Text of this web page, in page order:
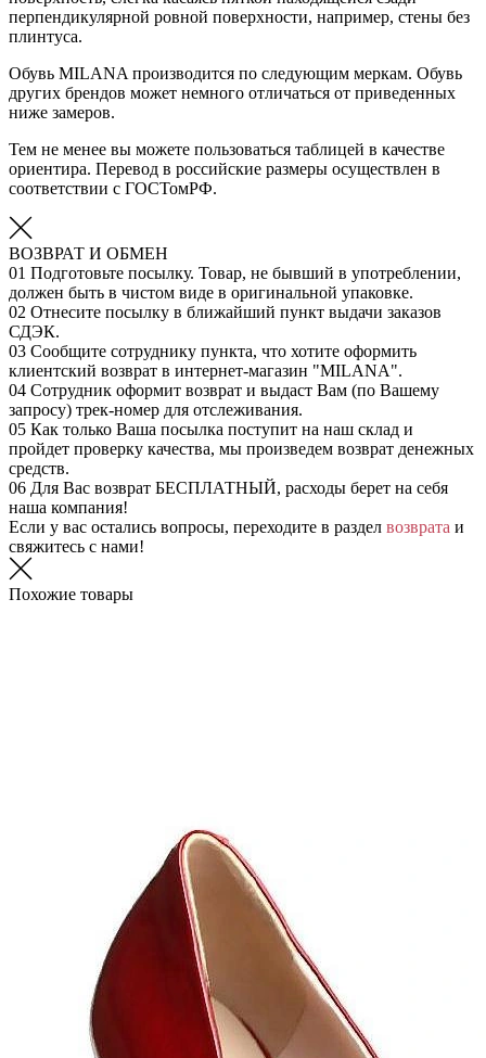
перпендикулярной ровной поверхности, например, стены без
плинтуса.
Обувь MILANA производится по следующим меркам. Обувь
других брендов может немного отличаться от приведенных
ниже замеров.
Тем не менее вы можете пользоваться таблицей в качестве
ориентира. Перевод в российские размеры осуществлен в
соответствии с ГОСТомРФ.
ВОЗВРАТ И ОБМЕН
01 Подготовьте посылку. Товар, не бывший в употреблении,
должен быть в чистом виде в оригинальной упаковке.
02 Отнесите посылку в ближайший пункт выдачи заказов
СДЭК.
03 Сообщите сотруднику пункта, что хотите оформить
клиентский возврат в интернет-магазин "MILANA".
04 Сотрудник оформит возврат и выдаст Вам (по Вашему
запросу) трек-номер для отслеживания.
05 Как только Ваша посылка поступит на наш склад и
пройдет проверку качества, мы произведем возврат денежных
средств.
06 Для Вас возврат БЕСПЛАТНЫЙ, расходы берет на себя
наша компания!
Если у вас остались вопросы, переходите в раздел возврата и
свяжитесь с нами!
Похожие товары